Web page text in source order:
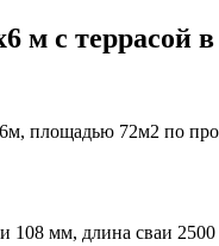
м с террасой
площадью 72м2 по
108 мм, длина сваи